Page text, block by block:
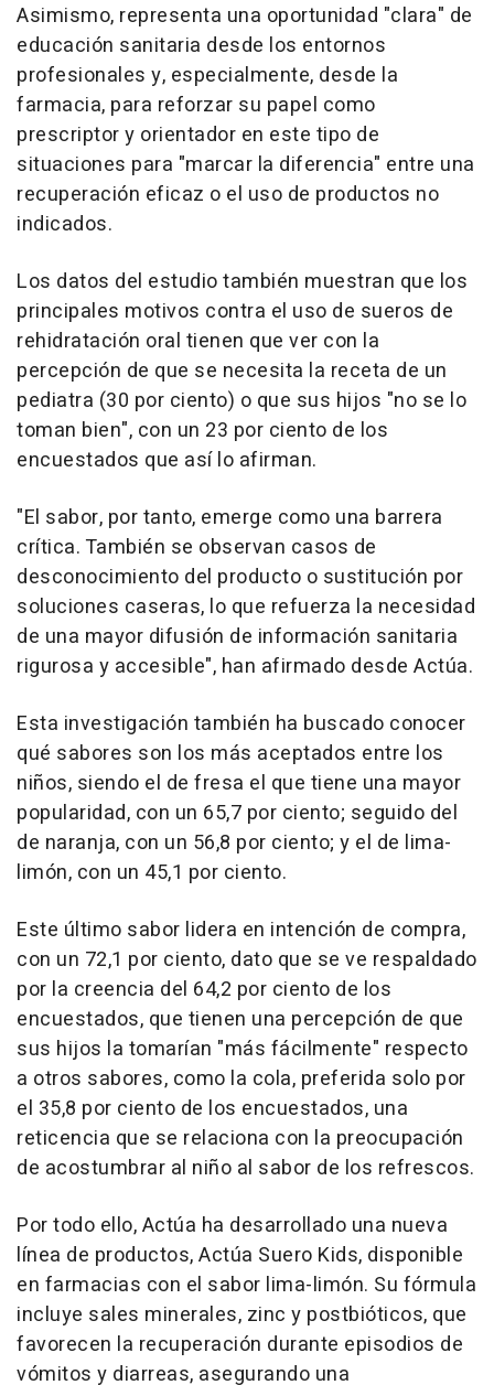
Asimismo, representa una oportunidad "clara" de
educación sanitaria desde los entornos
profesionales y, especialmente, desde la
farmacia, para reforzar su papel como
prescriptor y orientador en este tipo de
situaciones para "marcar la diferencia" entre una
recuperación eficaz o el uso de productos no
indicados.
Los datos del estudio también muestran que los
principales motivos contra el uso de sueros de
rehidratación oral tienen que ver con la
percepción de que se necesita la receta de un
pediatra (30 por ciento) o que sus hijos "no se lo
toman bien", con un 23 por ciento de los
encuestados que así lo afirman.
"El sabor, por tanto, emerge como una barrera
crítica. También se observan casos de
desconocimiento del producto o sustitución por
soluciones caseras, lo que refuerza la necesidad
de una mayor difusión de información sanitaria
rigurosa y accesible", han afirmado desde Actúa.
Esta investigación también ha buscado conocer
qué sabores son los más aceptados entre los
niños, siendo el de fresa el que tiene una mayor
popularidad, con un 65,7 por ciento; seguido del
de naranja, con un 56,8 por ciento; y el de lima-
limón, con un 45,1 por ciento.
Este último sabor lidera en intención de compra,
con un 72,1 por ciento, dato que se ve respaldado
por la creencia del 64,2 por ciento de los
encuestados, que tienen una percepción de que
sus hijos la tomarían "más fácilmente" respecto
a otros sabores, como la cola, preferida solo por
el 35,8 por ciento de los encuestados, una
reticencia que se relaciona con la preocupación
de acostumbrar al niño al sabor de los refrescos.
Por todo ello, Actúa ha desarrollado una nueva
línea de productos, Actúa Suero Kids, disponible
en farmacias con el sabor lima-limón. Su fórmula
incluye sales minerales, zinc y postbióticos, que
favorecen la recuperación durante episodios de
vómitos y diarreas, asegurando una